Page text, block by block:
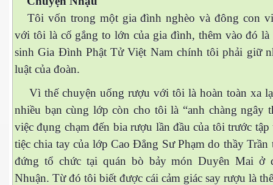
Tôi vốn trong một gia đình nghèo và đông con
với tôi là cố gắng to lớn của gia đình, thêm vào đó là
sinh Gia Đình Phật Tử Việt Nam chính tôi phải giữ
luật của đoàn.
Vì thế chuyện uống rượu với tôi là hoàn toàn xa
nhiều bạn cùng lớp còn cho tôi là “anh chàng ngây
việc đụng chạm đến bia rượu lần đầu của tôi trước tập
tiệc chia tay của lớp Cao Đẳng Sư Phạm do thầy Trần
đứng tổ chức tại quán bò bảy món Duyên Mai ở
Nhuận. Từ đó tôi biết được cái cảm giác say rượu là